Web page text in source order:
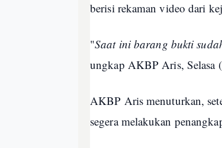
berisi rekaman video dari
"Saat ini barang bukti
ungkap AKBP Aris, Selasa
AKBP Aris menuturkan,
segera melakukan